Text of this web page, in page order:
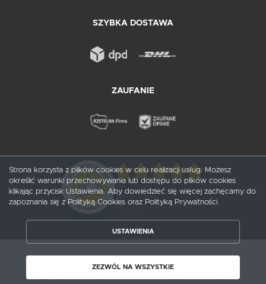
SZYBKA DOSTAWA
ZAUFANIE
5/ 5
Copyright by probox.pl
Strona korzysta z plików cookies w celu realizacji usług. Możesz
określić warunki przechowywania lub dostępu do plików cookies
klikając przycisk Ustawienia. Aby dowiedzieć się więcej zachęcamy do
zapoznania się z Polityką Cookies oraz Polityką Prywatności.
USTAWIENIA
ZEZWÓL NA WSZYSTKIE
ZAPISZ WYBRANE